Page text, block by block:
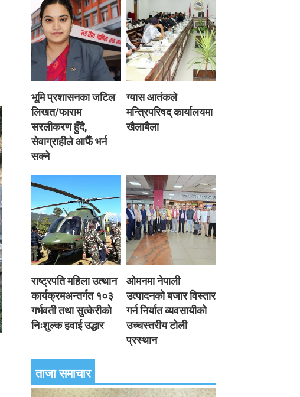
भूमि प्रशासनका जटिल
लिखत/फाराम
सरलीकरण हुँदै,
सेवाग्राहीले आफैँ भर्न
सक्ने
ग्यास आतंकले
मन्त्रिपरिषद् कार्यालयमा
खैलाबैला
राष्ट्रपति महिला उत्थान
कार्यक्रमअन्तर्गत १०३
गर्भवती तथा सुत्केरीको
निःशुल्क हवाई उद्धार
ओमनमा नेपाली
उत्पादनको बजार विस्तार
गर्न निर्यात व्यवसायीको
उच्चस्तरीय टोली
प्रस्थान
ताजा समाचार